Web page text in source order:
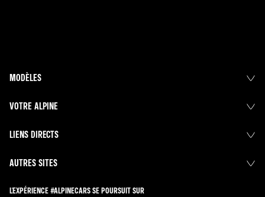
MODÈLES
VOTRE ALPINE
LIENS DIRECTS
AUTRES SITES
L'EXPÉRIENCE #ALPINECARS SE POURSUIT SUR